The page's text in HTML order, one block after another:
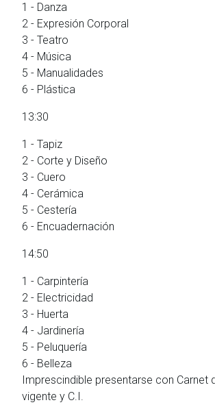
1 - Danza
2 - Expresión Corporal
3 - Teatro
4 - Música
5 - Manualidades
6 - Plástica
13:30
1 - Tapiz
2 - Corte y Diseño
3 - Cuero
4 - Cerámica
5 - Cestería
6 - Encuadernación
14:50
1 - Carpintería
2 - Electricidad
3 - Huerta
4 - Jardinería
5 - Peluquería
6 - Belleza
Imprescindible presentarse con Carnet
vigente y C.I.